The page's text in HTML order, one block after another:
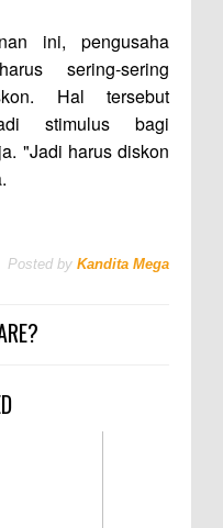
ini, pengusaha
sering-sering
Hal tersebut
stimulus bagi
"Jadi harus diskon
Posted by Kandita Mega